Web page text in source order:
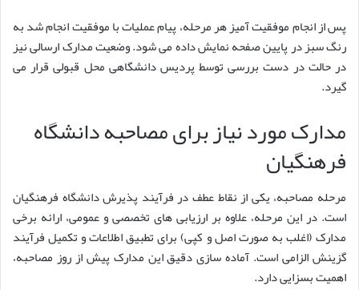
پس از انجام موفقیت آمیز هر مرحله، پیام عملیات با موفقیت انجام شد به
رنگ سبز در پایین صفحه نمایش داده می شود. وضعیت مدارک ارسالی نیز
در حالت در دست بررسی توسط پردیس دانشگاهی محل قبولی قرار می
گیرد.
مدارک مورد نیاز برای مصاحبه دانشگاه
فرهنگیان
مرحله مصاحبه، یکی از نقاط عطف در فرآیند پذیرش دانشگاه فرهنگیان
است. در این مرحله، علاوه بر ارزیابی های تخصصی و عمومی، ارائه برخی
مدارک (اغلب به صورت اصل و کپی) برای تطبیق اطلاعات و تکمیل فرآیند
گزینش الزامی است. آماده سازی دقیق این مدارک پیش از روز مصاحبه،
اهمیت بسزایی دارد.